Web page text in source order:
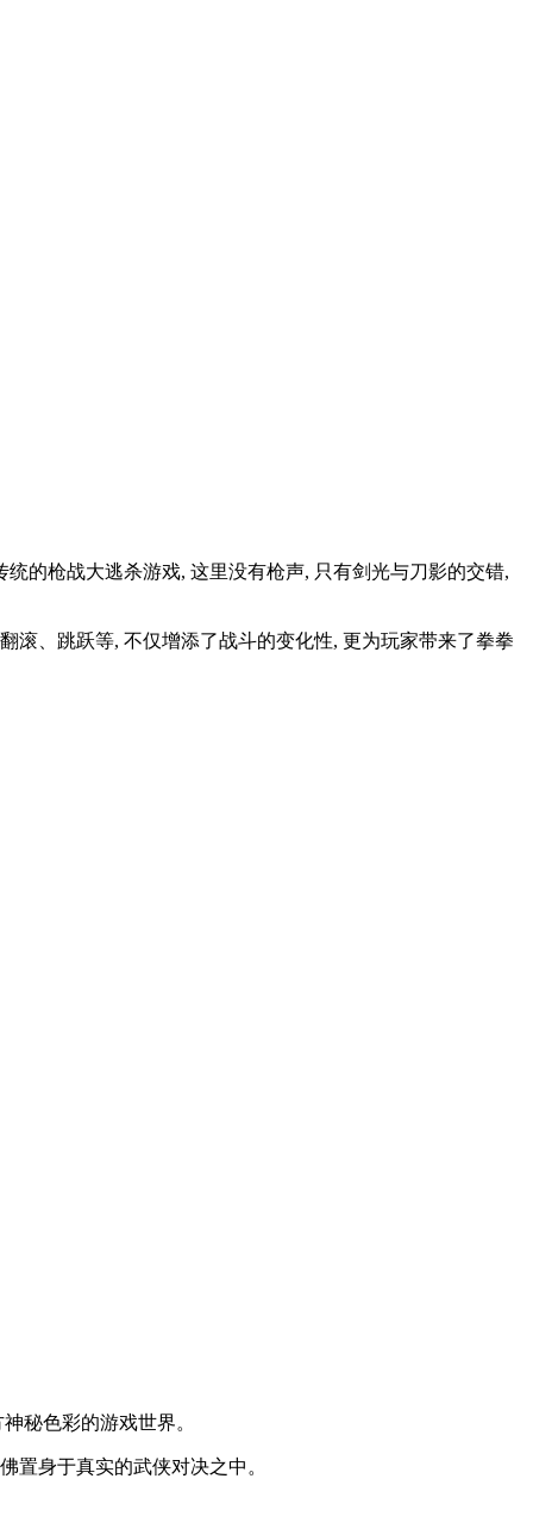
的枪战大逃杀游戏, 这里没有枪声, 只有剑光与刀影的交错,
滚、跳跃等, 不仅增添了战斗的变化性, 更为玩家带来了拳拳
秘色彩的游戏世界。
置身于真实的武侠对决之中。